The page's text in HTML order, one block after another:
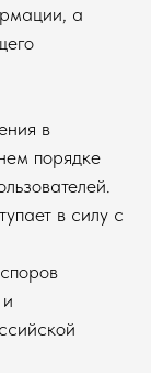
а
в
порядке
в силу с